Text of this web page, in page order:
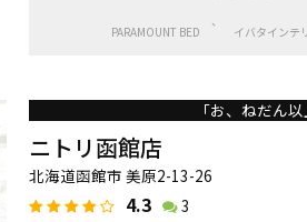
PARAMOUNT BED イバタインテ
「お、ねだん
ニトリ函館店
北海道函館市 美原2-13-26
4.3 3